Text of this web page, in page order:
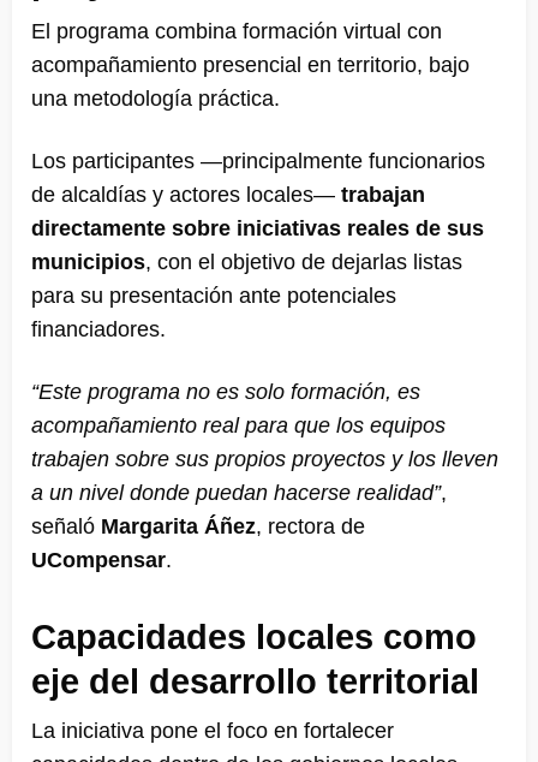
El programa combina formación virtual con
acompañamiento presencial en territorio, bajo
una metodología práctica.
Los participantes —principalmente funcionarios
de alcaldías y actores locales— trabajan
directamente sobre iniciativas reales de sus
municipios, con el objetivo de dejarlas listas
para su presentación ante potenciales
financiadores.
“Este programa no es solo formación, es
acompañamiento real para que los equipos
trabajen sobre sus propios proyectos y los lleven
a un nivel donde puedan hacerse realidad”,
señaló Margarita Áñez, rectora de
UCompensar.
Capacidades locales como
eje del desarrollo territorial
La iniciativa pone el foco en fortalecer